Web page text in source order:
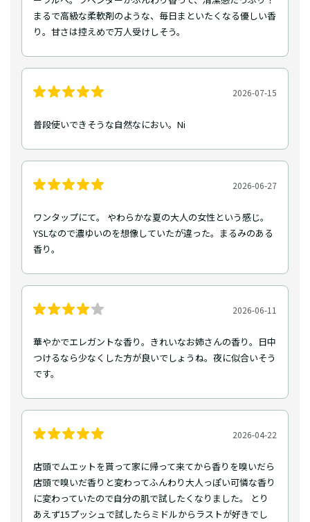
まるで高級な柔軟剤のような、毎日まといたくなる優しい香
り。甘さは控えめで万人受けしそう。
2026-07-15
普段使いできそうな自然なにおい。Ni
2026-06-27
ワンタップにて。 やわらかな夏の大人の女性という感じ。
YSLなので濃ゆいのを想像していたが違った。まるみのある
香り。
2026-06-11
華やかでエレガントな香り。きれいなお姉さんの香り。日中
つけるなら少なくした方が良いでしょうね。夜に似合いそう
です。
2026-04-22
店頭でムエットを貰って家に帰って来てから香りを嗅いだら
店頭で嗅いだ香りと変わってふんわり大人っぽい可憐な香り
に変わっていたので自分の肌で試したくなりました。 とり
あえず15プッシュで試したらミドルからラストが好きでし